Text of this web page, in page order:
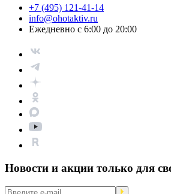
+7 (495) 121-41-14
info@ohotaktiv.ru
Ежедневно с 6:00 до 20:00
Новости и акции только для